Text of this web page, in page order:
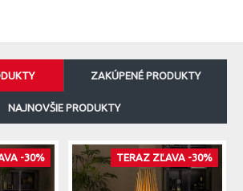
ZAKÚPENÉ PRODUKTY
NAJNOVŠIE PRODUKTY
-30% TERAZ ZĽAVA -30%